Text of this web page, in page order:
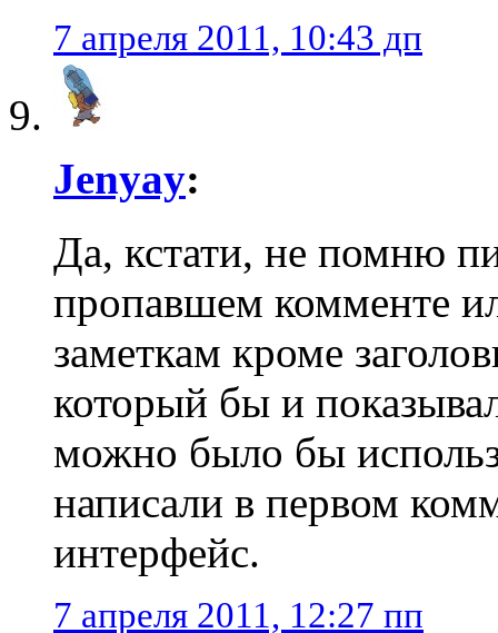
7 апреля 2011, 10:43 дп
Jenyay:
Да, кстати, не помню
пропавшем комменте
заметкам кроме
который бы и
можно было бы
написали в первом
интерфейс.
7 апреля 2011, 12:27 пп